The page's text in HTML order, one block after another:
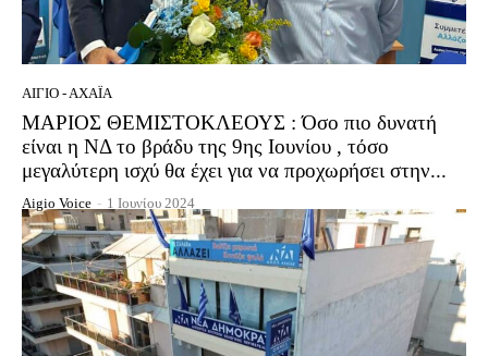
ΑΊΓΙΟ - ΑΧΑΪ́Α
ΜΑΡΙΟΣ ΘΕΜΙΣΤΟΚΛΕΟΥΣ : Όσο πιο δυνατή
είναι η ΝΔ το βράδυ της 9ης Ιουνίου , τόσο
μεγαλύτερη ισχύ θα έχει για να προχωρήσει στην...
Aigio Voice - 1 Ιουνίου 2024